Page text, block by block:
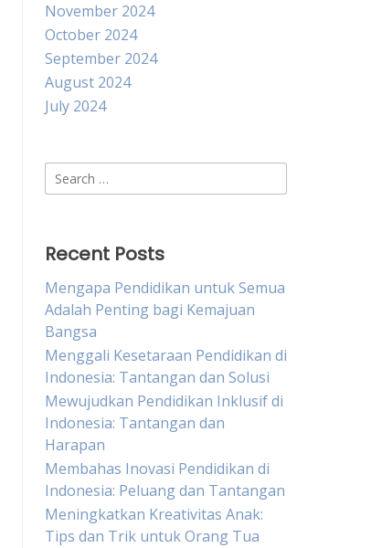
November 2024
October 2024
September 2024
August 2024
July 2024
Search
for:
Recent Posts
Mengapa Pendidikan untuk Semua
Adalah Penting bagi Kemajuan
Bangsa
Menggali Kesetaraan Pendidikan di
Indonesia: Tantangan dan Solusi
Mewujudkan Pendidikan Inklusif di
Indonesia: Tantangan dan
Harapan
Membahas Inovasi Pendidikan di
Indonesia: Peluang dan Tantangan
Meningkatkan Kreativitas Anak:
Tips dan Trik untuk Orang Tua